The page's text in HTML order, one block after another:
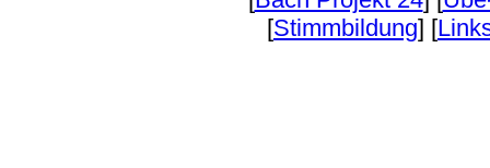
[Stimmbildung] [